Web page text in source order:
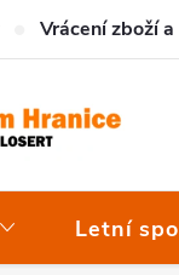
Vrácení zboží a
Letní